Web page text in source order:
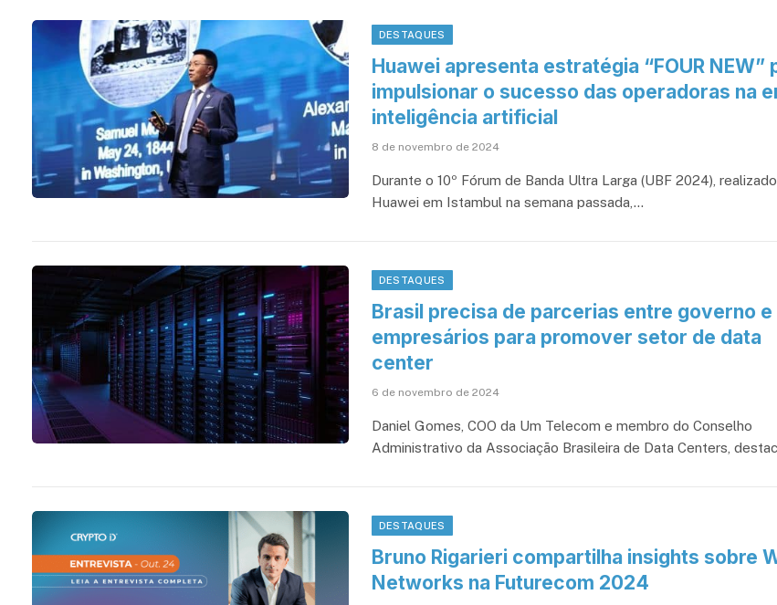
DESTAQUES
Huawei apresenta estratégia “FOUR NEW”
impulsionar o sucesso das operadoras na
inteligência artificial
8 de novembro de 2024
Durante o 10º Fórum de Banda Ultra Larga (UBF 2024),
Huawei em Istambul na semana passada,…
DESTAQUES
Brasil precisa de parcerias entre governo e
empresários para promover setor de data
center
6 de novembro de 2024
Daniel Gomes, COO da Um Telecom e membro do Conselho
Administrativo da Associação Brasileira de Data Centers,
DESTAQUES
Bruno Rigarieri compartilha insights sobre
Networks na Futurecom 2024